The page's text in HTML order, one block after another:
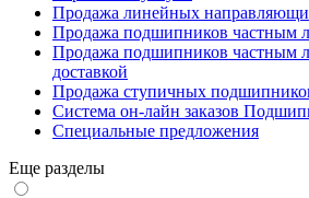
Продажа линейных
Продажа подшипников частным
Продажа подшипников частным
доставкой
Продажа ступичных
Система он-лайн заказов
Специальные предложения
Еще разделы